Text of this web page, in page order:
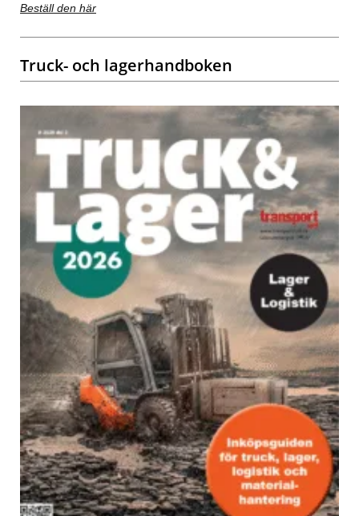
Beställ den här
Truck- och lagerhandboken